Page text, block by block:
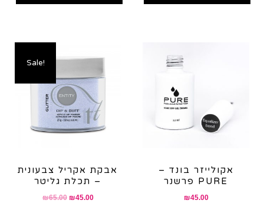
Sale!
אבקת אקריל צבעונית
– תכלת גליטר
₪65.00 Original
₪45.00Current
אקולייזר בונד –
פרשנר PURE
₪45.00